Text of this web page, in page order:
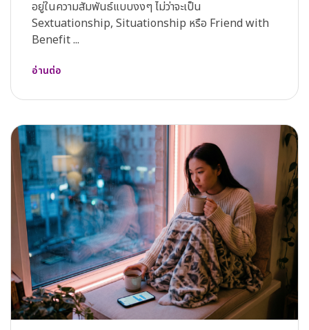
อยู่ในความสัมพันธ์แบบงงๆ ไม่ว่าจะเป็น
Sextuationship, Situationship หรือ Friend with
Benefit ...
อ่านต่อ